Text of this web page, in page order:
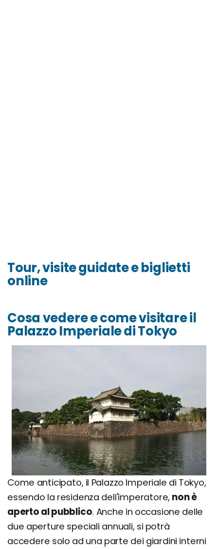
Tour, visite guidate e biglietti
online
Cosa vedere e come visitare il
Palazzo Imperiale di Tokyo
Come anticipato, il Palazzo Imperiale di Tokyo,
essendo la residenza dell'imperatore, non è
aperto al pubblico. Anche in occasione delle
due aperture speciali annuali, si potrà
accedere solo ad una parte dei giardini interni